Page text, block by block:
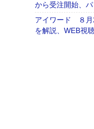
から受注開始、
アイワード ８月
を解説、WEB視